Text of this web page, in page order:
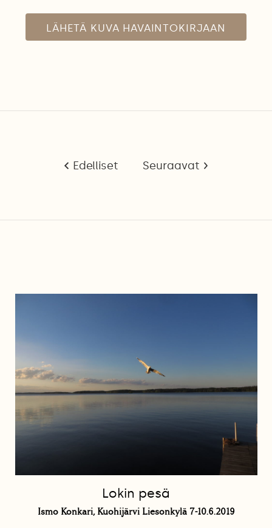
LÄHETÄ KUVA HAVAINTOKIRJAAN
Edelliset Seuraavat
Lokin pesä
Ismo Konkari, Kuohijärvi Liesonkylä 7-10.6.2019